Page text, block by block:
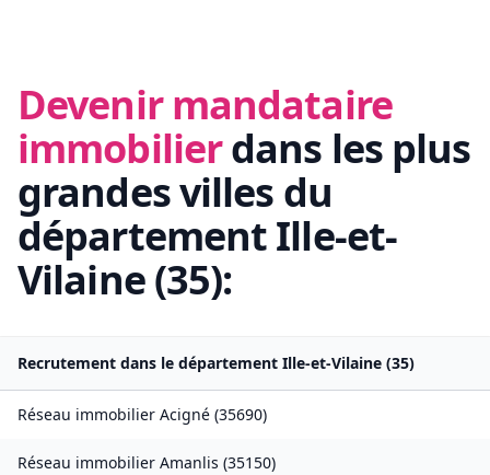
Devenir mandataire
immobilierdans les plus
grandes villes du
départementIlle-et-
Vilaine(35):
Recrutement dans le département Ille-et-Vilaine (35)
Réseau immobilier Acigné (35690)
Réseau immobilier Amanlis (35150)